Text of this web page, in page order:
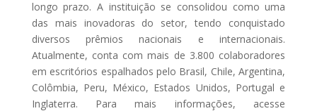
longo prazo. A instituição se consolidou como uma
das mais inovadoras do setor, tendo conquistado
diversos prêmios nacionais e internacionais.
Atualmente, conta com mais de 3.800 colaboradores
em escritórios espalhados pelo Brasil, Chile, Argentina,
Colômbia, Peru, México, Estados Unidos, Portugal e
Inglaterra. Para mais informações, acesse